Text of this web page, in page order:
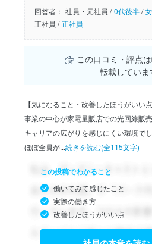
回答者： 社員・元社員 / 0代後半/
正社員 / 正社員
この口コミ・評点
転載していま
【気になること・改善したほうがいい点
事業の中心が家電量販店での光回線販
キャリアの広がりを感じにくい環境でし
ほぼ全員が...続きを読む(全115文字)
この投稿でわかること
働いてみて感じたこと
実際の働き方
改善したほうがいい点